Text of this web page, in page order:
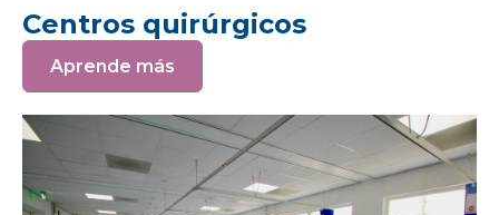
Centros quirúrgicos
Aprende más